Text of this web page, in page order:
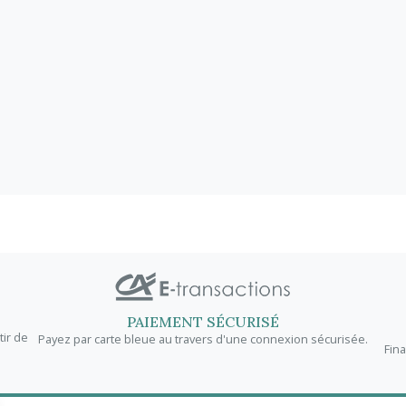
de
PAIEMENT SÉCURISÉ
Payez par carte bleue au travers d'une connexion sécurisée.